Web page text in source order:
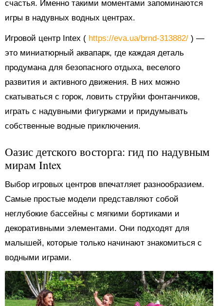
счастья. Именно такими моментами запоминаются
игры в надувных водных центрах.
Игровой центр Intex ( https://eva.ua/brnd-313882/ ) —
это миниатюрный аквапарк, где каждая деталь
продумана для безопасного отдыха, веселого
развития и активного движения. В них можно
скатываться с горок, ловить струйки фонтанчиков,
играть с надувными фигурками и придумывать
собственные водные приключения.
Оазис детского восторга: гид по надувным
мирам Intex
Выбор игровых центров впечатляет разнообразием.
Самые простые модели представляют собой
неглубокие бассейны с мягкими бортиками и
декоративными элементами. Они подходят для
малышей, которые только начинают знакомиться с
водными играми.